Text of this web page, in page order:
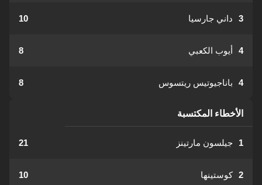
3 داني جارسيا 10
4 أيوب الكعبي 8
4 باناجيوتيس ريتسوس 8
الأخطاء المكتسبة
1 جيلسون مارتينز 21
2 كوستينها 10